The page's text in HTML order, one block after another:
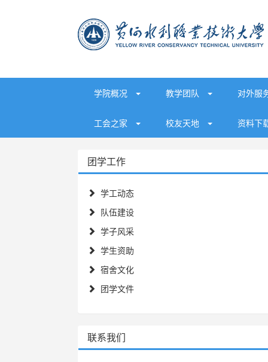
学院概况 教学团队 对外
工会之家 校友天地 资料
团学工作
学工动态
队伍建设
学子风采
学生资助
宿舍文化
团学文件
联系我们